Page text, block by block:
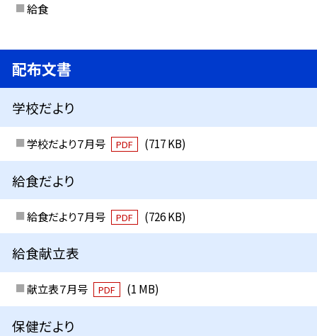
給食
配布文書
学校だより
学校だより７月号 PDF (717 KB)
給食だより
給食だより７月号 PDF (726 KB)
給食献立表
献立表７月号 PDF (1 MB)
保健だより